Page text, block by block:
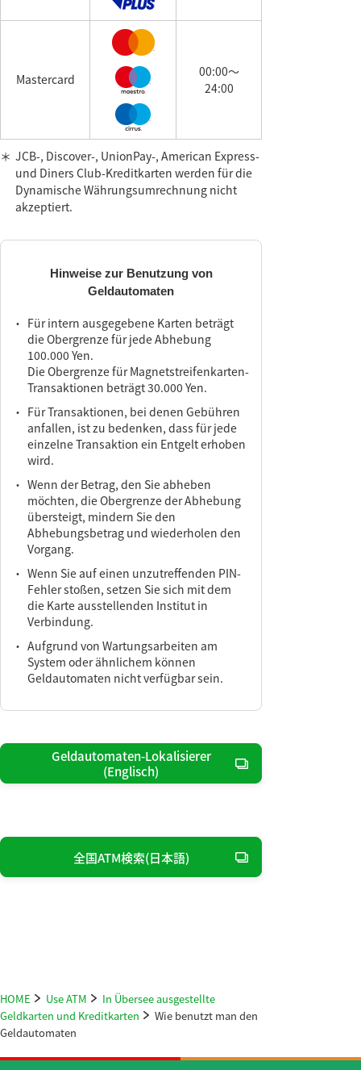
Mastercard
00:00～
24:00
＊ JCB-, Discover-, UnionPay-, American Express-
und Diners Club-Kreditkarten werden für die
Dynamische Währungsumrechnung nicht
akzeptiert.
Hinweise zur Benutzung von
Geldautomaten
・ Für intern ausgegebene Karten beträgt
die Obergrenze für jede Abhebung
100.000 Yen.
Die Obergrenze für Magnetstreifenkarten-
Transaktionen beträgt 30.000 Yen.
・ Für Transaktionen, bei denen Gebühren
anfallen, ist zu bedenken, dass für jede
einzelne Transaktion ein Entgelt erhoben
wird.
・ Wenn der Betrag, den Sie abheben
möchten, die Obergrenze der Abhebung
übersteigt, mindern Sie den
Abhebungsbetrag und wiederholen den
Vorgang.
・ Wenn Sie auf einen unzutreffenden PIN-
Fehler stoßen, setzen Sie sich mit dem
die Karte ausstellenden Institut in
Verbindung.
・ Aufgrund von Wartungsarbeiten am
System oder ähnlichem können
Geldautomaten nicht verfügbar sein.
Geldautomaten-Lokalisierer
(Englisch)
全国ATM検索(日本語)
HOME Use ATM
In Übersee ausgestellte
Geldkarten und Kreditkarten
Wie benutzt man den
Geldautomaten